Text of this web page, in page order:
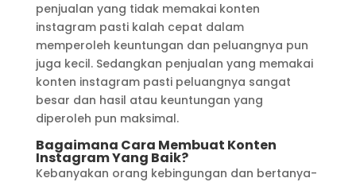
penjualan yang tidak memakai konten
instagram pasti kalah cepat dalam
memperoleh keuntungan dan peluangnya pun
juga kecil. Sedangkan penjualan yang memakai
konten instagram pasti peluangnya sangat
besar dan hasil atau keuntungan yang
diperoleh pun maksimal.
Bagaimana Cara Membuat Konten
Instagram Yang Baik?
Kebanyakan orang kebingungan dan bertanya-